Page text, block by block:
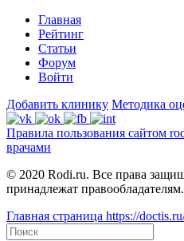
Главная
Рейтинг
Статьи
Форум
Войти
Добавить клинику Методика
Правила пользования сайтом
врачами
© 2020 Rodi.ru. Все права
принадлежат правообладателям.
Главная страница https://